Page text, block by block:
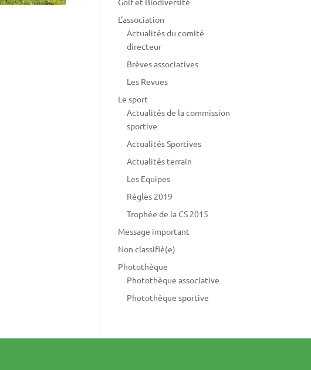
L'association
Actualités du comité
directeur
Brèves associatives
Les Revues
Le sport
Actualités de la commission
sportive
Actualités Sportives
Actualités terrain
Les Equipes
Règles 2019
Trophée de la CS 2015
Message important
Non classifié(e)
Photothèque
Photothèque associative
Photothèque sportive